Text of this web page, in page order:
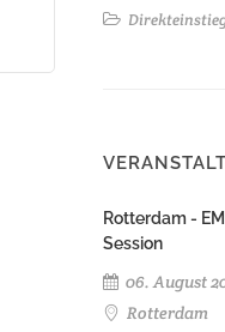
Rotterdam -
Session
06. August
Rotterdam